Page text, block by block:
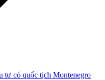
tư có quốc tịch Montenegro